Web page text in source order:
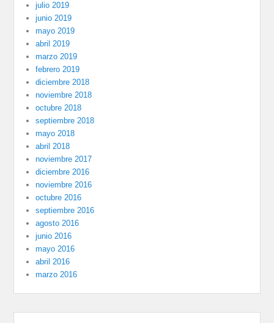
julio 2019
junio 2019
mayo 2019
abril 2019
marzo 2019
febrero 2019
diciembre 2018
noviembre 2018
octubre 2018
septiembre 2018
mayo 2018
abril 2018
noviembre 2017
diciembre 2016
noviembre 2016
octubre 2016
septiembre 2016
agosto 2016
junio 2016
mayo 2016
abril 2016
marzo 2016